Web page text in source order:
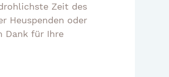
Zeit des
Heuspenden oder
Dank für Ihre